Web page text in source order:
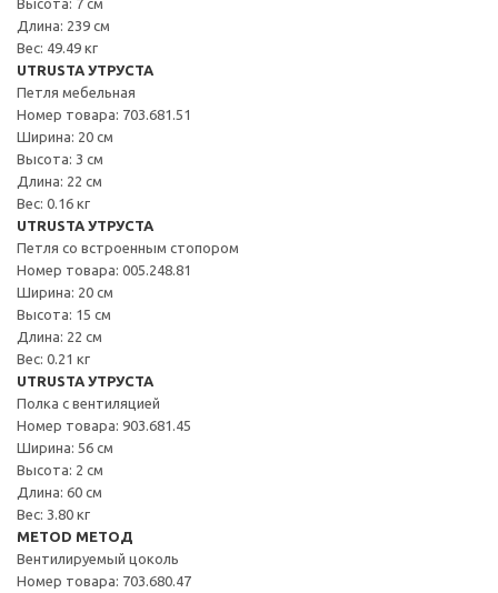
Длина: 239 см
Вес: 49.49 кг
UTRUSTA УТРУСТА
Петля мебельная
Номер товара: 703.681.51
Ширина: 20 см
Высота: 3 см
Длина: 22 см
Вес: 0.16 кг
UTRUSTA УТРУСТА
Петля со встроенным стопором
Номер товара: 005.248.81
Ширина: 20 см
Высота: 15 см
Длина: 22 см
Вес: 0.21 кг
UTRUSTA УТРУСТА
Полка с вентиляцией
Номер товара: 903.681.45
Ширина: 56 см
Высота: 2 см
Длина: 60 см
Вес: 3.80 кг
METOD МЕТОД
Вентилируемый цоколь
Номер товара: 703.680.47